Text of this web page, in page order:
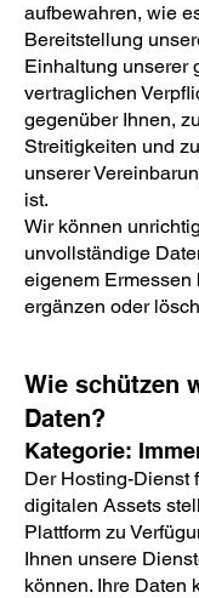
aufbewahren, wie
Bereitstellung
Einhaltung unserer
vertraglichen
gegenüber Ihnen,
Streitigkeiten und
unserer
ist.
Wir können
unvollständige
eigenem Ermessen
ergänzen oder
Wie schützen
Daten?
Kategorie:
Der Hosting-Dienst
digitalen Assets
Plattform zu
Ihnen unsere
können. Ihre Daten